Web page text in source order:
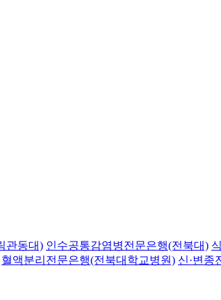
관동대) 인수공통감염병전문은행(전북대)
혈액분리전문은행(전북대학교병원) 신·변종